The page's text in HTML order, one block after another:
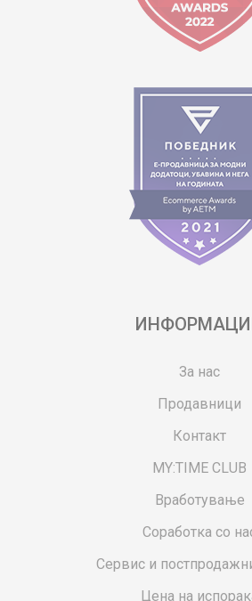
За нас
Продавници
Контакт
MY:TIME CLUB
Вработување
Соработка со
Сервис и
Цена на